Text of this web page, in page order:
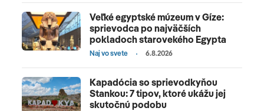
Veľké egyptské múzeum v Gíze:
sprievodca po najväčších
pokladoch starovekého Egypta
Naj vo svete 6.8.2026
Kapadócia so sprievodkyňou
Stankou: 7 tipov, ktoré ukážu jej
skutočnú podobu